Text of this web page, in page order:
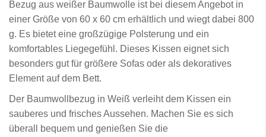
Bezug aus weißer Baumwolle ist bei diesem Angebot in
einer Größe von 60 x 60 cm erhältlich und wiegt dabei 800
g. Es bietet eine großzügige Polsterung und ein
komfortables Liegegefühl. Dieses Kissen eignet sich
besonders gut für größere Sofas oder als dekoratives
Element auf dem Bett.
Der Baumwollbezug in Weiß verleiht dem Kissen ein
sauberes und frisches Aussehen. Machen Sie es sich
überall bequem und genießen Sie die